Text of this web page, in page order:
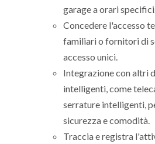
garage a orari
Concedere l'accesso
familiari o fornitori di
accesso unici.
Integrazione con altri
intelligenti, come
serrature intelligenti,
sicurezza e comodità.
Traccia e registra